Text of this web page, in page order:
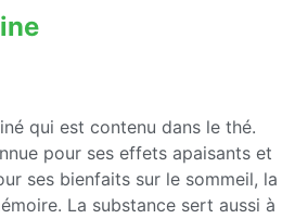
qui est contenu dans le thé.
pour ses effets apaisants et
ses bienfaits sur le sommeil, la
La substance sert aussi à